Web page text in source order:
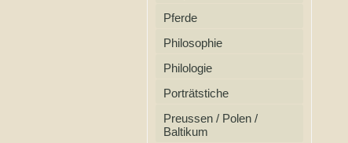
Pferde
Philosophie
Philologie
Porträtstiche
Preussen / Polen /
Baltikum